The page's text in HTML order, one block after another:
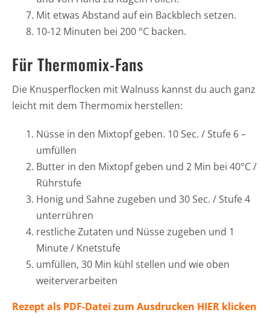
Mit etwas Abstand auf ein Backblech setzen.
10-12 Minuten bei 200 °C backen.
Für Thermomix-Fans
Die Knusperflocken mit Walnuss kannst du auch ganz
leicht mit dem Thermomix herstellen:
Nüsse in den Mixtopf geben. 10 Sec. / Stufe 6 –
umfüllen
Butter in den Mixtopf geben und 2 Min bei 40°C /
Rührstufe
Honig und Sahne zugeben und 30 Sec. / Stufe 4
unterrühren
restliche Zutaten und Nüsse zugeben und 1
Minute / Knetstufe
umfüllen, 30 Min kühl stellen und wie oben
weiterverarbeiten
Rezept als PDF-Datei zum Ausdrucken HIER klicken